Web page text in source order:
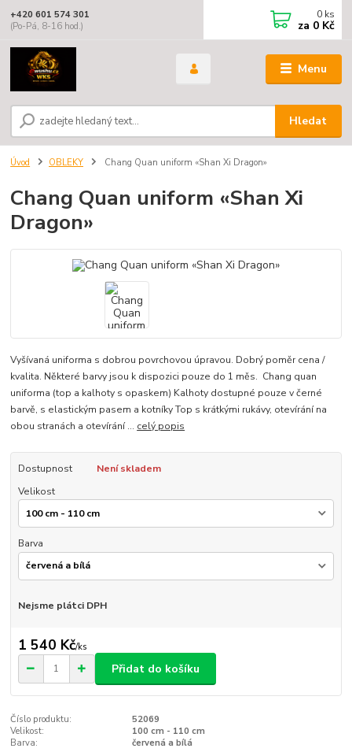
Menu
Hledat
+420 601 574 301
(Po-Pá, 8-16 hod.)
0 ks
za 0 Kč
Úvod OBLEKY Chang Quan uniform «Shan Xi Dragon»
Chang Quan uniform «Shan Xi
Dragon»
Vyšívaná uniforma s dobrou povrchovou úpravou. Dobrý poměr cena /
kvalita. Některé barvy jsou k dispozici pouze do 1 měs. Chang quan
uniforma (top a kalhoty s opaskem) Kalhoty dostupné pouze v černé
barvě, s elastickým pasem a kotníky Top s krátkými rukávy, otevírání na
obou stranách a otevírání ... celý popis
Dostupnost
Není skladem
Velikost
Barva
Nejsme plátci DPH
1 540 Kč/ks
Přidat do košíku
Číslo produktu:
52069
Velikost:
100 cm - 110 cm
Barva:
červená a bílá